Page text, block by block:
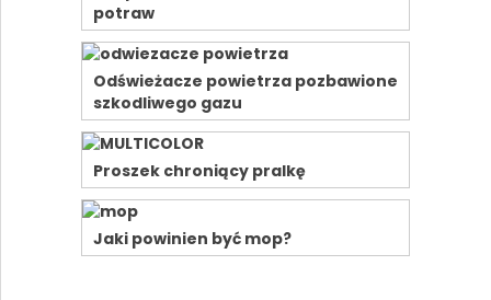
potraw
Odświeżacze powietrza pozbawione
szkodliwego gazu
Proszek chroniący pralkę
Jaki powinien być mop?